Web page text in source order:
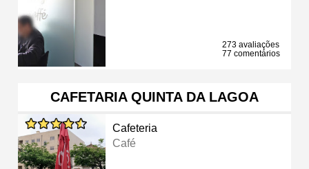
273 avaliações
77 comentários
CAFETARIA QUINTA DA LAGOA
Cafeteria
Café